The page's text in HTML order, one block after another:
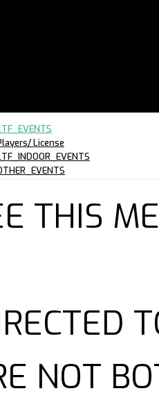
License
THIS
NOT